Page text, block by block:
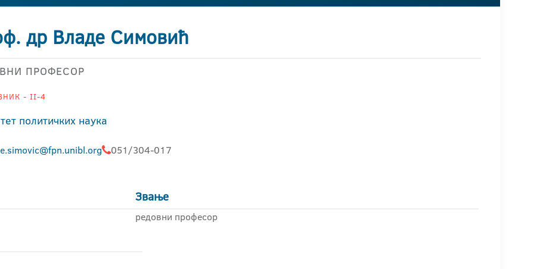
др Владе Симовић
ПРОФЕСОР
- II-4
политичких наука
051/304-017
Звање
редовни професор